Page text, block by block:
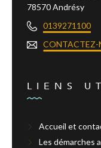
78570 Andrésy
0139271100
CONTACTEZ-
LIENS
Accueil et
Les démarches